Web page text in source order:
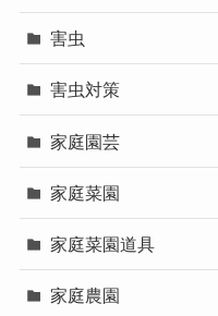
害虫
害虫対策
家庭園芸
家庭菜園
家庭菜園道具
家庭農園